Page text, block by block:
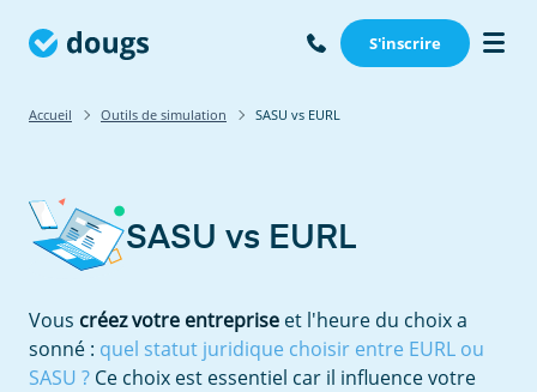
S'inscrire
Accueil Outils de simulation SASU vs EURL
SASU vs EURL
Vous créez votre entreprise et l'heure du choix a
sonné : quel statut juridique choisir entre EURL ou
SASU ? Ce choix est essentiel car il influence votre